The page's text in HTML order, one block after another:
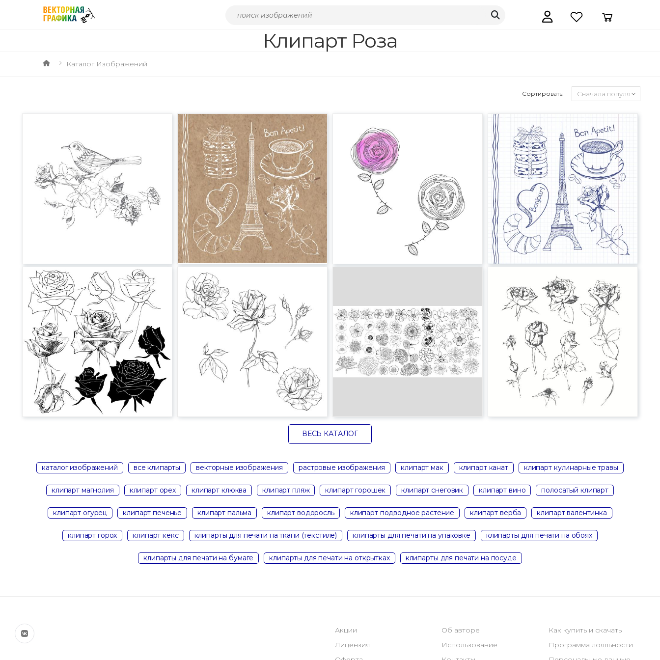
Клипарт Роза
Каталог Изображений
Сортировать:
ВЕСЬ КАТАЛОГ
каталог изображений все клипарты векторные изображения растровые изображения клипарт мак клипарт канат клипарт кулинарные травы
клипарт магнолия клипарт орех клипарт клюква клипарт пляж клипарт горошек клипарт снеговик клипарт вино полосатый клипарт
клипарт огурец клипарт печенье клипарт пальма клипарт водоросль клипарт подводное растение клипарт верба клипарт валентинка
клипарт горох клипарт кекс клипарты для печати на ткани (текстиле) клипарты для печати на упаковке клипарты для печати на обоях
клипарты для печати на бумаге клипарты для печати на открытках клипарты для печати на посуде
Акции
Лицензия
Об авторе
Использование
Как купить и скачать
Программа лояльности